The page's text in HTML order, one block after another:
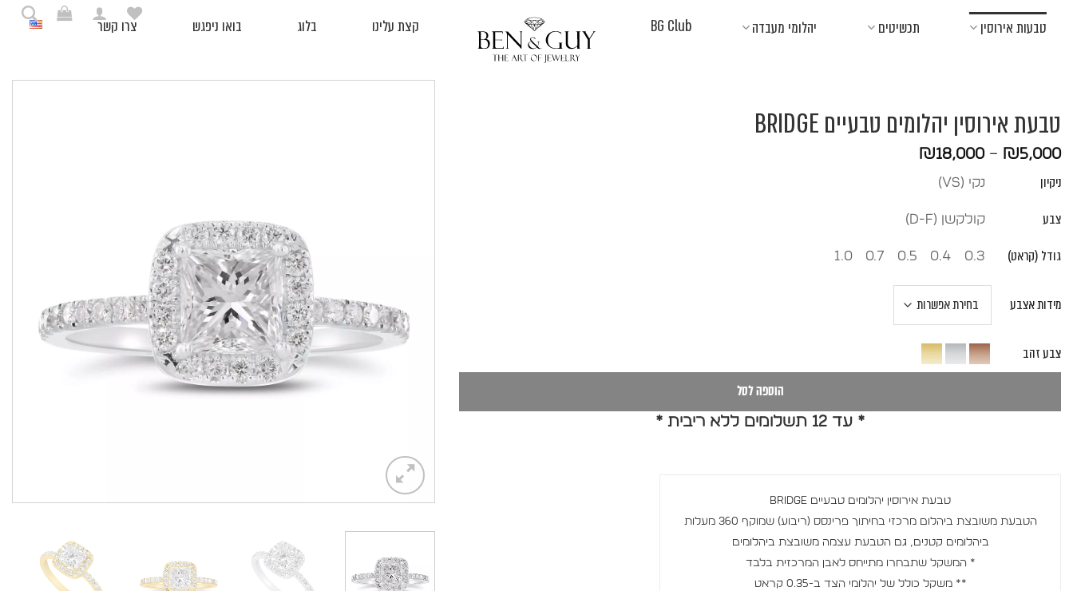
טבעות אירוסין תכשיטים יהלומי מעבדה BG Club קצת עלינו בלוג בואו ניפגש צרו קשר
טבעת אירוסין יהלומים טבעיים BRIDGE
₪5,000
–
₪18,000
עד
ניקיון נקי (vs)
צבע קולקשן (D-F)
גודל (קראט) 0.3
0.4
0.5
0.7
1.0
מידות אצבע
צבע זהב
הוספה לסל
* עד 12 תשלומים ללא ריבית *
טבעת אירוסין יהלומים טבעיים BRIDGE
הטבעת משובצת ביהלום מרכזי בחיתוך פרינסס (ריבוע) שמוקף 360 מעלות
ביהלומים קטנים, גם הטבעת עצמה משובצת ביהלומים
* המשקל שתבחרו מתייחס לאבן המרכזית בלבד
** משקל כולל של יהלומי הצד ב-0.35 קראט